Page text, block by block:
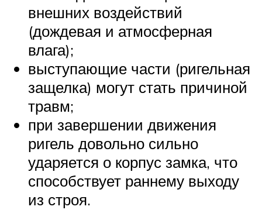
внешних воздействий
(дождевая и атмосферная
влага);
выступающие части (ригельная
защелка) могут стать причиной
травм;
при завершении движения
ригель довольно сильно
ударяется о корпус замка, что
способствует раннему выходу
из строя.